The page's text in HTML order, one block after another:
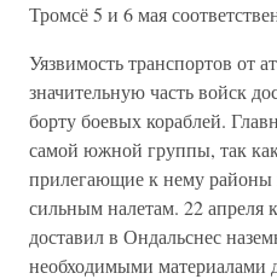
Тромсё 5 и 6 мая
Уязвимость транспортов от
значительную часть войск
борту боевых кораблей.
самой южной группы, так
прилегающие к нему районы
сильным налетам. 22 апреля
доставил в Ондальснес
необходимыми материалами